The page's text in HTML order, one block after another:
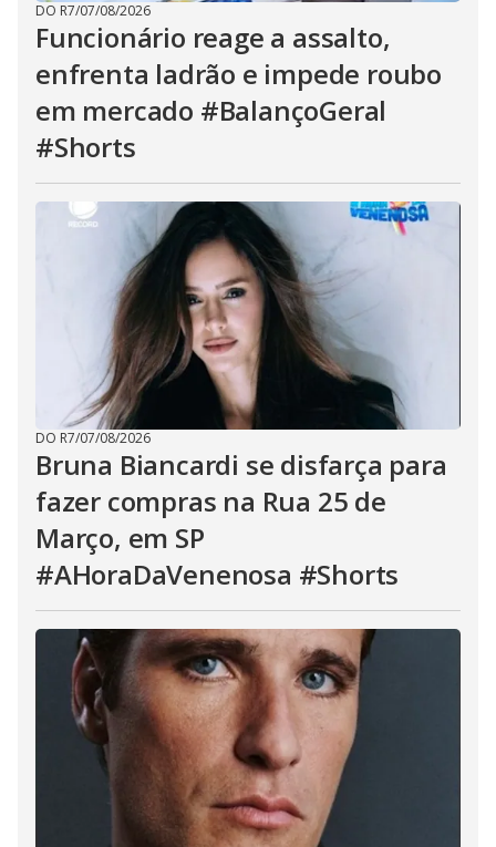
DO R7/07/08/2026
Funcionário reage a assalto,
enfrenta ladrão e impede roubo
em mercado #BalançoGeral
#Shorts
DO R7/07/08/2026
Bruna Biancardi se disfarça para
fazer compras na Rua 25 de
Março, em SP
#AHoraDaVenenosa #Shorts